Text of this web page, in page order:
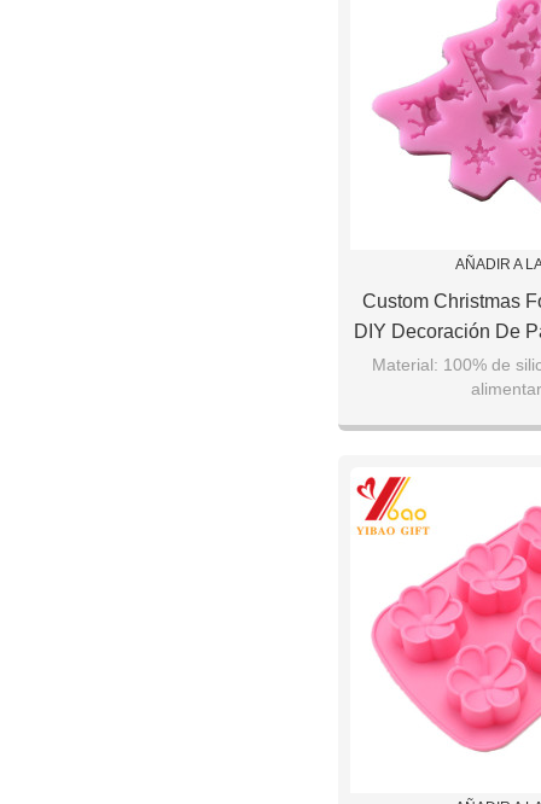
AÑADIR A
Custom Christmas
DIY Decoración De
De Nieve
Navidad De
Artesanía
Material: 100% de
Campanas: 10 *